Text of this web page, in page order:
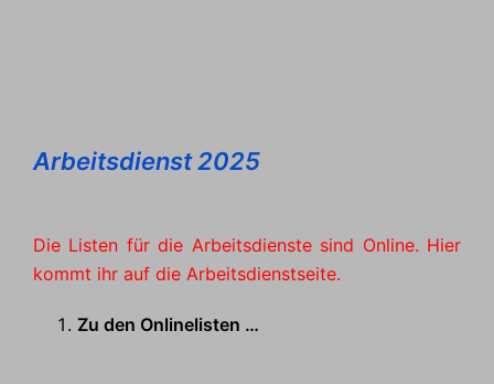
Arbeitsdienst 2025
Die Listen für die Arbeitsdienste sind Online. Hier
kommt ihr auf die Arbeitsdienstseite.
Zu den Onlinelisten …